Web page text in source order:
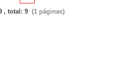
, total: 9 (1 páginas)